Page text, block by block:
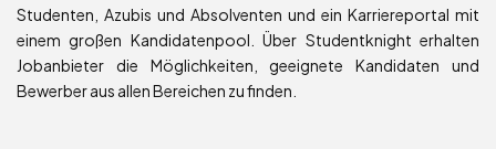
Studenten, Azubis und Absolventen und ein Karriereportal mit
einem großen Kandidatenpool. Über Studentknight erhalten
Jobanbieter die Möglichkeiten, geeignete Kandidaten und
Bewerber aus allen Bereichen zu finden.